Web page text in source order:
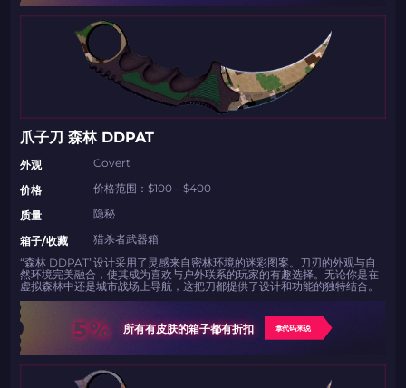
爪子刀 森林 DDPAT
外观
Covert
价格
价格范围：$100 – $400
质量
隐秘
箱子/收藏
猎杀者武器箱
“森林 DDPAT”设计采用了灵感来自密林环境的迷彩图案。刀刃的外观与自
然环境完美融合，使其成为喜欢与户外联系的玩家的有趣选择。无论你是在
虚拟森林中还是城市战场上导航，这把刀都提供了设计和功能的独特结合。
5% 所有有皮肤的箱子都有折扣 拿代码来说